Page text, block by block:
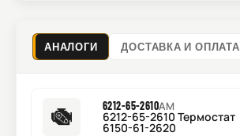
АНАЛОГИ ДОСТАВКА И ОПЛАТА
6212-65-2610AM
6212-65-2610 Термостат
6150-61-2620